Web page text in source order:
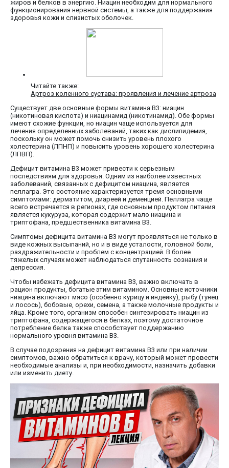
жиров и белков в энергию. Ниацин необходим для нормального
функционирования нервной системы, а также для поддержания
здоровья кожи и слизистых оболочек.
Читайте также:
Артроз коленного сустава: проявления и лечение артроза
Существует две основные формы витамина В3: ниацин
(никотиновая кислота) и ниацинамид (никотинамид). Обе формы
имеют схожие функции, но ниацин чаще используется для
лечения определенных заболеваний, таких как дислипидемия,
поскольку он может помочь снизить уровень плохого
холестерина (ЛПНП) и повысить уровень хорошего холестерина
(ЛПВП).
Дефицит витамина В3 может привести к серьезным
последствиям для здоровья. Одним из наиболее известных
заболеваний, связанных с дефицитом ниацина, является
пеллагра. Это состояние характеризуется тремя основными
симптомами: дерматитом, диареей и деменцией. Пеллагра чаще
всего встречается в регионах, где основным продуктом питания
является кукуруза, которая содержит мало ниацина и
триптофана, предшественника витамина В3.
Симптомы дефицита витамина В3 могут проявляться не только в
виде кожных высыпаний, но и в виде усталости, головной боли,
раздражительности и проблем с концентрацией. В более
тяжелых случаях может наблюдаться спутанность сознания и
депрессия.
Чтобы избежать дефицита витамина В3, важно включать в
рацион продукты, богатые этим витамином. Основные источники
ниацина включают мясо (особенно курицу и индейку), рыбу (тунец
и лосось), бобовые, орехи, семена, а также молочные продукты и
яйца. Кроме того, организм способен синтезировать ниацин из
триптофана, содержащегося в белках, поэтому достаточное
потребление белка также способствует поддержанию
нормального уровня витамина В3.
В случае подозрения на дефицит витамина В3 или при наличии
симптомов, важно обратиться к врачу, который может провести
необходимые анализы и, при необходимости, назначить добавки
или изменить диету.